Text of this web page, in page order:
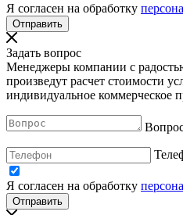
Я согласен на обработку
Задать вопрос
Менеджеры компании с
произведут расчет стоимости
индивидуальное коммерческое
Я согласен на обработку